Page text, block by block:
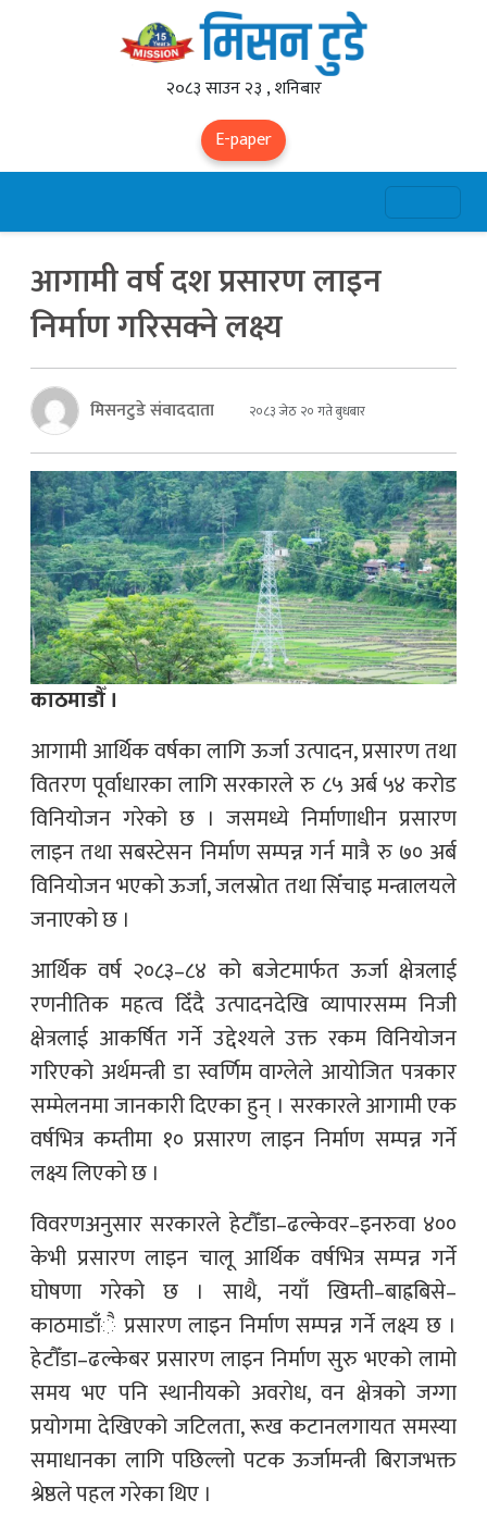
२०८३ साउन २३ , शनिबार
E-paper
आगामी वर्ष दश प्रसारण लाइन
निर्माण गरिसक्ने लक्ष्य
मिसनटुडे संवाददाता २०८३ जेठ २० गते बुधबार
काठमाडौँ ।
आगामी आर्थिक वर्षका लागि ऊर्जा उत्पादन, प्रसारण तथा
वितरण पूर्वाधारका लागि सरकारले रु ८५ अर्ब ५४ करोड
विनियोजन गरेको छ । जसमध्ये निर्माणाधीन प्रसारण
लाइन तथा सबस्टेसन निर्माण सम्पन्न गर्न मात्रै रु ७० अर्ब
विनियोजन भएको ऊर्जा, जलस्रोत तथा सिँचाइ मन्त्रालयले
जनाएको छ ।
आर्थिक वर्ष २०८३–८४ को बजेटमार्फत ऊर्जा क्षेत्रलाई
रणनीतिक महत्व दिँदै उत्पादनदेखि व्यापारसम्म निजी
क्षेत्रलाई आकर्षित गर्ने उद्देश्यले उक्त रकम विनियोजन
गरिएको अर्थमन्त्री डा स्वर्णिम वाग्लेले आयोजित पत्रकार
सम्मेलनमा जानकारी दिएका हुन् । सरकारले आगामी एक
वर्षभित्र कम्तीमा १० प्रसारण लाइन निर्माण सम्पन्न गर्ने
लक्ष्य लिएको छ ।
विवरणअनुसार सरकारले हेटौँडा–ढल्केवर–इनरुवा ४००
केभी प्रसारण लाइन चालू आर्थिक वर्षभित्र सम्पन्न गर्ने
घोषणा गरेको छ । साथै, नयाँ खिम्ती–बाह्रबिसे–
काठमाडाँै प्रसारण लाइन निर्माण सम्पन्न गर्ने लक्ष्य छ ।
हेटौँडा–ढल्केबर प्रसारण लाइन निर्माण सुरु भएको लामो
समय भए पनि स्थानीयको अवरोध, वन क्षेत्रको जग्गा
प्रयोगमा देखिएको जटिलता, रूख कटानलगायत समस्या
समाधानका लागि पछिल्लो पटक ऊर्जामन्त्री बिराजभक्त
श्रेष्ठले पहल गरेका थिए ।